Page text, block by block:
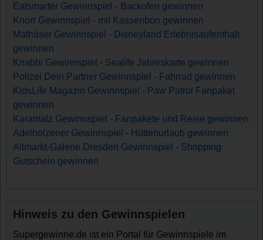
Eatsmarter Gewinnspiel - Backofen gewinnen
Knorr Gewinnspiel - mit Kassenbon gewinnen
Mathäser Gewinnspiel - Disneyland Erlebnisaufenthalt
gewinnen
Knabbi Gewinnspiel - Sealife Jahreskarte gewinnen
Polizei Dein Partner Gewinnspiel - Fahrrad gewinnen
KidsLife Magazin Gewinnspiel - Paw Patrol Fanpaket
gewinnen
Karamalz Gewinnspiel - Fanpakete und Reise gewinnen
Adelholzener Gewinnspiel - Hüttenurlaub gewinnen
Altmarkt-Galerie Dresden Gewinnspiel - Shopping
Gutschein gewinnen
Hinweis zu den Gewinnspielen
Supergewinne.de ist ein Portal für Gewinnspiele im